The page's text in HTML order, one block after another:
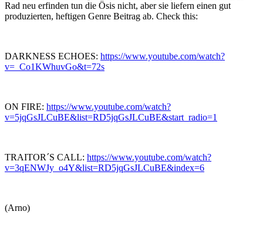
Rad neu erfinden tun die Ösis nicht, aber sie liefern einen gut
produzierten, heftigen Genre Beitrag ab. Check this:
DARKNESS ECHOES: https://www.youtube.com/watch?
v=_Co1KWhuvGo&t=72s
ON FIRE: https://www.youtube.com/watch?
v=5jqGsJLCuBE&list=RD5jqGsJLCuBE&start_radio=1
TRAITOR´S CALL: https://www.youtube.com/watch?
v=3qENWJy_o4Y&list=RD5jqGsJLCuBE&index=6
(Arno)